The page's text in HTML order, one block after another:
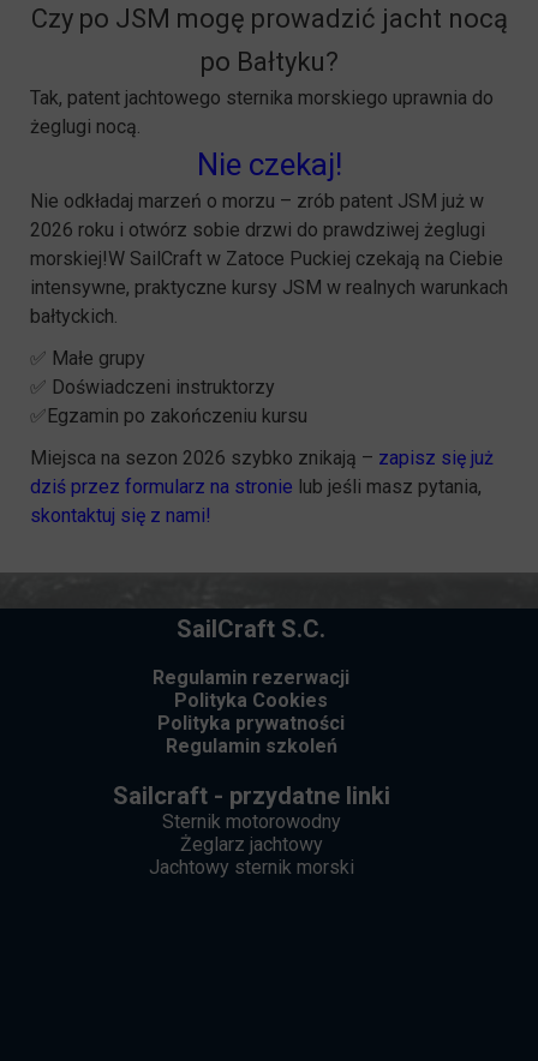
Czy po JSM mogę prowadzić jacht nocą
po Bałtyku?
Tak, patent jachtowego sternika morskiego uprawnia do
żeglugi nocą.
Nie czekaj!
Nie odkładaj marzeń o morzu – zrób patent JSM już w
2026 roku i otwórz sobie drzwi do prawdziwej żeglugi
morskiej!W SailCraft w Zatoce Puckiej czekają na Ciebie
intensywne, praktyczne kursy JSM w realnych warunkach
bałtyckich.
✅ Małe grupy
✅ Doświadczeni instruktorzy
✅Egzamin po zakończeniu kursu
Miejsca na sezon 2026 szybko znikają – zapisz się już
dziś przez formularz na stronie lub jeśli masz pytania,
skontaktuj się z nami!
Sailcraft - przydatne linki
Sternik motorowodny
Żeglarz jachtowy
Jachtowy sternik morski
SailCraft S.C.
Regulamin rezerwacji
Polityka Cookies
Polityka prywatności
Regulamin szkoleń